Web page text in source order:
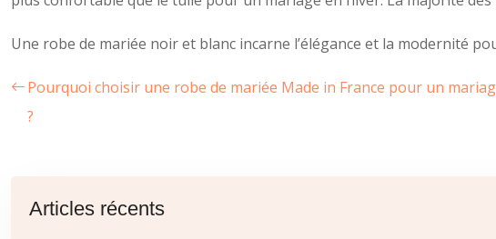
Une robe de mariée noir et blanc incarne l’élégance et la modernité
Pourquoi choisir une robe de mariée Made in France pour un
?
Articles récents